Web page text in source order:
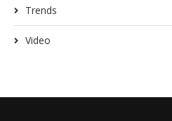
Trends
Video